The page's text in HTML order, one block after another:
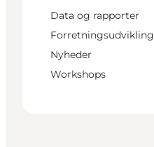
Data og rapporter
Forretningsudvikling
Nyheder
Workshops